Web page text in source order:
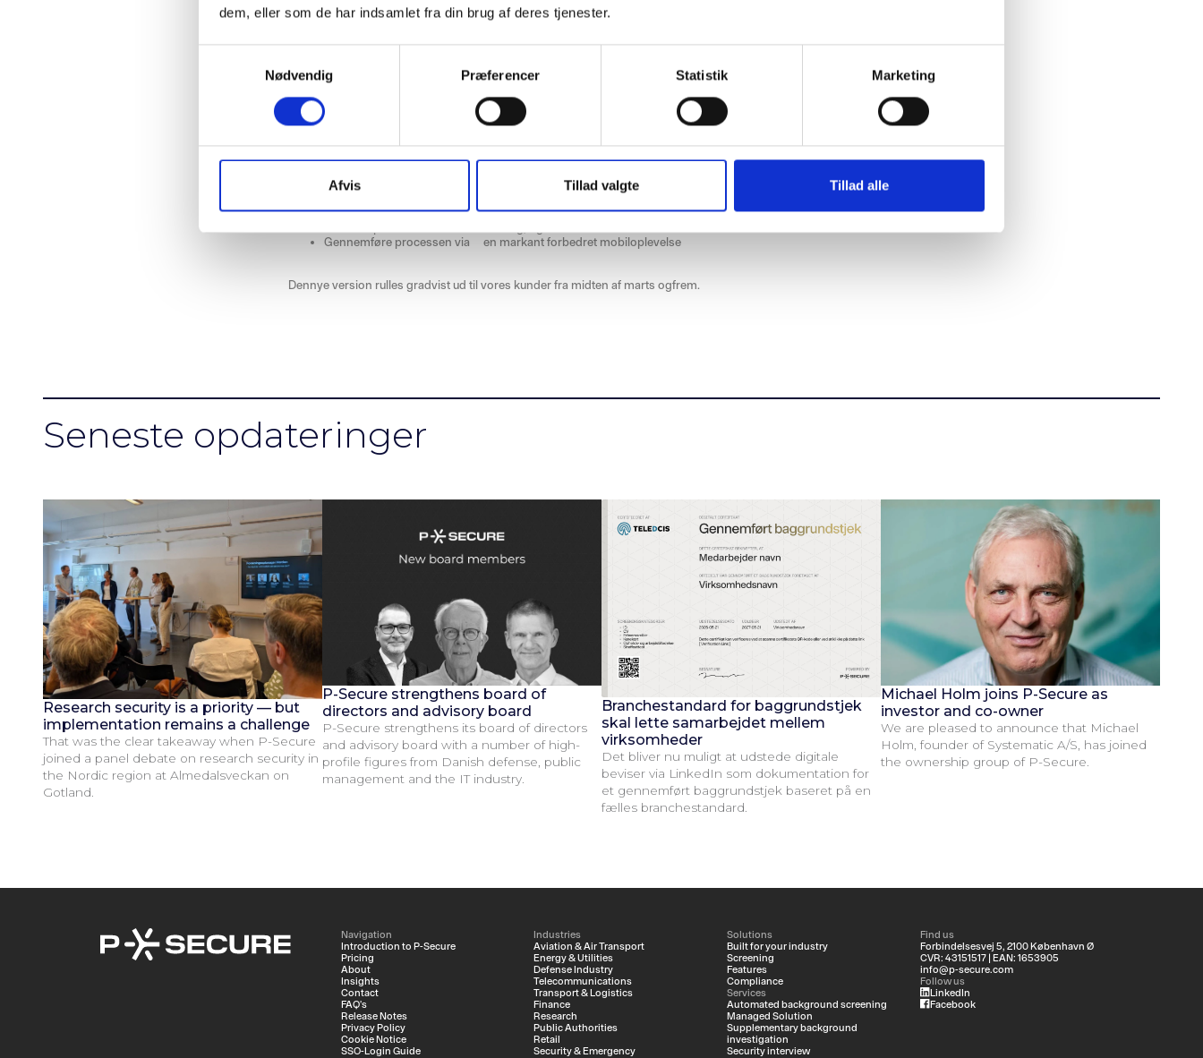
dem, eller som de har indsamlet fra din brug af deres tjenester.
v
Nødvendig Præferencer Statistik Marketing
Afvis Tillad valgte Tillad alle
Sidenlanceringen af P-Secure 2.0 i slutningen af 2025, hvor vi introducerede et markant løft af platformens
fleksibilitet.
Derforer vi nu glade for at kunne præsentere det nye kandidatflow i P-Secure.
gennemføre deres baggrundstjek.
Det opdaterede kandidatflow gør det blandt andet nemmere for kandidater at:
Udfylde og afstemme deres CV – herunder få synliggjort eventuelle huller i ansættelseshistorikken
Få tydeligere vejledning undervejs i processen
Gennemføre processen via en markant forbedret mobiloplevelse
Dennye version rulles gradvist ud til vores kunder fra midten af marts ogfrem.
Seneste opdateringer
Research security is a priority — but
implementation remains a challenge
That was the clear takeaway when P-Secure
joined a panel debate on research security in
the Nordic region at Almedalsveckan on
Gotland.
P-Secure strengthens board of
directors and advisory board
P-Secure strengthens its board of directors
and advisory board with a number of high-
profile figures from Danish defense, public
management and the IT industry.
Branchestandard for baggrundstjek
skal lette samarbejdet mellem
virksomheder
Det bliver nu muligt at udstede digitale
beviser via LinkedIn som dokumentation for
et gennemført baggrundstjek baseret på en
fælles branchestandard.
Michael Holm joins P-Secure as
investor and co-owner
We are pleased to announce that Michael
Holm, founder of Systematic A/S, has joined
the ownership group of P-Secure.
Navigation
Introduction to P-Secure
Pricing
About
Insights
Contact
FAQ's
Release Notes
Privacy Policy
Cookie Notice
SSO-Login Guide
Industries
Aviation & Air Transport
Energy & Utilities
Defense Industry
Telecommunications
Transport & Logistics
Finance
Research
Public Authorities
Retail
Security & Emergency
Solutions
Built for your industry
Screening
Features
Compliance
Services
Automated background screening
Managed Solution
Supplementary background
investigation
Security interview
Find us
Forbindelsesvej 5, 2100 København Ø
CVR: 43151517 | EAN: 1653905
info@p-secure.com
Follow us
LinkedIn
Facebook